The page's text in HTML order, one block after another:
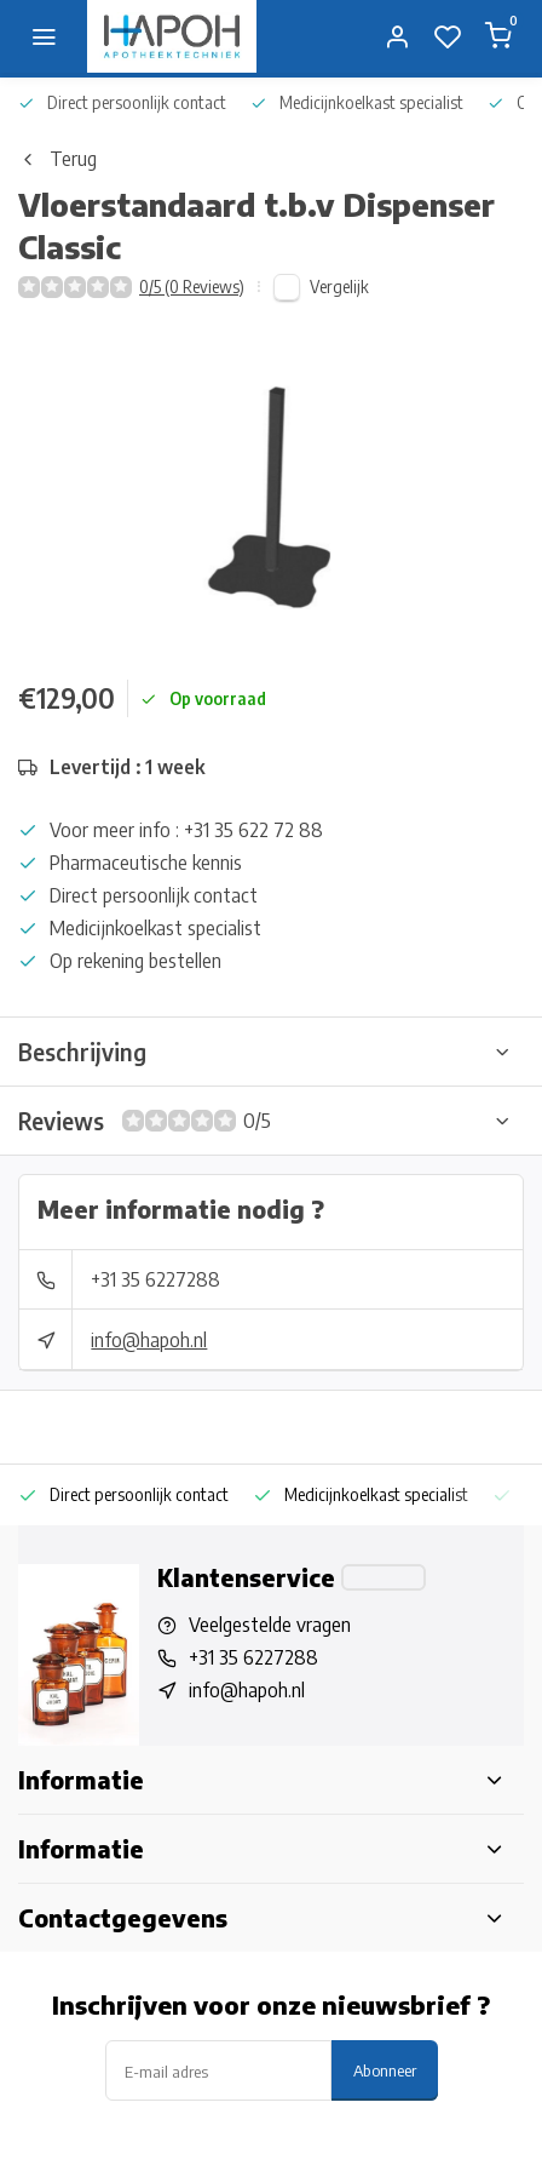
0
Direct persoonlijk contact Medicijnkoelkast specialist Op
Terug
Vloerstandaard t.b.v Dispenser
Classic
0/5 (0 Reviews) Vergelijk
€129,00 Op voorraad
Levertijd : 1 week
Voor meer info : +31 35 622 72 88
Pharmaceutische kennis
Direct persoonlijk contact
Medicijnkoelkast specialist
Op rekening bestellen
Beschrijving
Reviews 0/5
Meer informatie nodig ?
+31 35 6227288
info@hapoh.nl
Direct persoonlijk contact Medicijnkoelkast specialist
Klantenservice
Veelgestelde vragen
+31 35 6227288
info@hapoh.nl
Informatie
Informatie
Contactgegevens
Inschrijven voor onze nieuwsbrief ?
Abonneer